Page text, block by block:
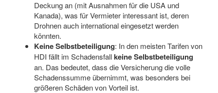
Deckung an (mit Ausnahmen für die USA und
Kanada), was für Vermieter interessant ist, deren
Drohnen auch international eingesetzt werden
könnten.
Keine Selbstbeteiligung: In den meisten Tarifen von
HDI fällt im Schadensfallkeine Selbstbeteiligung
an. Das bedeutet, dass die Versicherung die volle
Schadenssumme übernimmt, was besonders bei
größeren Schäden von Vorteil ist.